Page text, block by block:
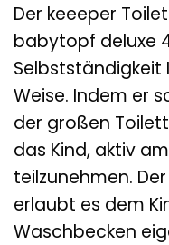
Der keeeper
babytopf deluxe
Selbstständigkeit
Weise. Indem er
der großen
das Kind, aktiv
teilzunehmen.
erlaubt es dem
Waschbecken